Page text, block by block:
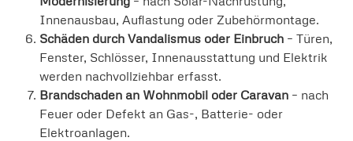
Innenausbau, Auflastung oder Zubehörmontage.
Schäden durch Vandalismus oder Einbruch – Türen,
Fenster, Schlösser, Innenausstattung und Elektrik
werden nachvollziehbar erfasst.
Brandschaden an Wohnmobil oder Caravan – nach
Feuer oder Defekt an Gas-, Batterie- oder
Elektroanlagen.